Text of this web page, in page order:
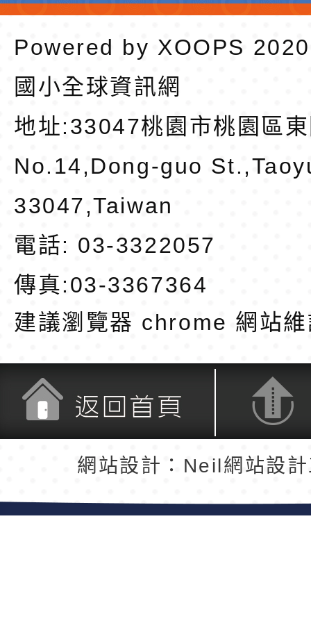
Powered by XOOPS
國小全球資訊網
地址:33047桃園市桃園區
No.14,Dong-guo
33047,Taiwan
電話: 03-3322057
傳真:03-3367364
建議瀏覽器 chrome 網站
返回頂端
網站設計：Neil網站設